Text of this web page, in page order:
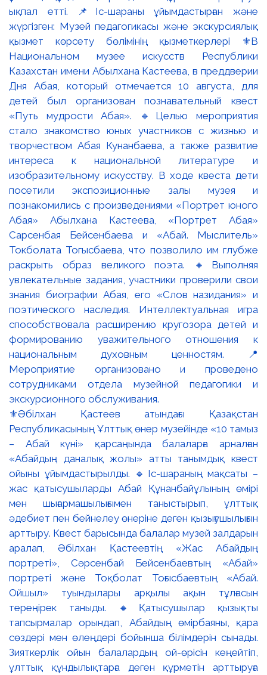
⚜️Әбілхан Қастеев атындағы Қазақстан
Республикасының Ұлттық өнер музейінде «10 тамыз
– Абай күні» қарсаңында балаларға арналған
«Абайдың даналық жолы» атты танымдық квест
ойыны ұйымдастырылды. 🔹Іс-шараның мақсаты –
жас қатысушыларды Абай Құнанбайұлының өмірі
мен шығармашылығымен таныстырып, ұлттық
әдебиет пен бейнелеу өнеріне деген қызығушылығын
арттыру. Квест барысында балалар музей залдарын
аралап, Әбілхан Қастеевтің «Жас Абайдың
портреті», Сәрсенбай Бейсенбаевтың «Абай»
портреті және Тоқболат Тоғысбаевтың «Абай.
Ойшыл» туындылары арқылы ақын тұлғасын
тереңірек таныды. 🔸Қатысушылар қызықты
тапсырмалар орындап, Абайдың өмірбаяны, қара
сөздері мен өлеңдері бойынша білімдерін сынады.
Зияткерлік ойын балалардың ой-өрісін кеңейтіп,
ұлттық құндылықтарға деген құрметін арттыруға